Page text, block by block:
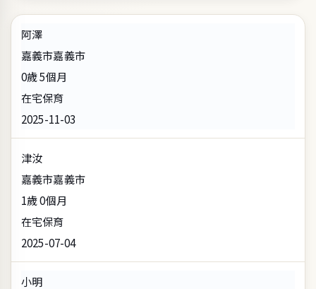
阿澤
嘉義市嘉義市
0歲 5個月
在宅保育
2025-11-03
津汝
嘉義市嘉義市
1歲 0個月
在宅保育
2025-07-04
小明